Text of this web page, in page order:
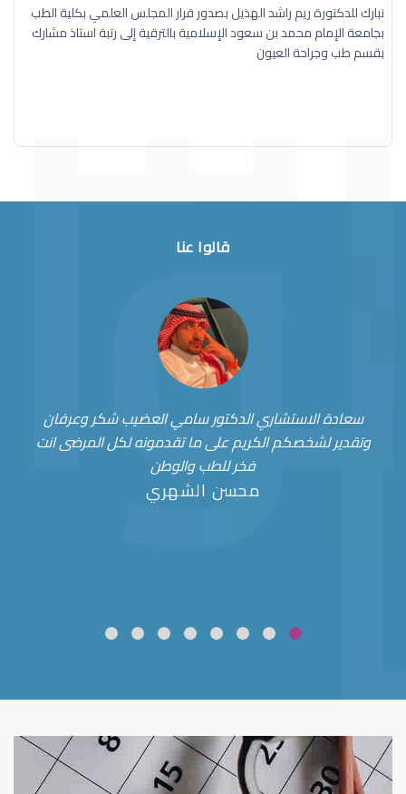
نبارك للدكتورة ريم راشد الهذيل بصدور قرار المجلس العلمي بكلية الطب
بجامعة الإمام محمد بن سعود الإسلامية بالترقية إلى رتبة استاذ مشارك
بقسم طب وجراحة العيون
قالوا عنا
سعادة الاستشاري الدكتور سامي العضيب شكر وعرفان
وتقدير لشخصكم الكريم على ما تقدمونه لكل المرضى انت
فخر للطب والوطن
محسن الشهري